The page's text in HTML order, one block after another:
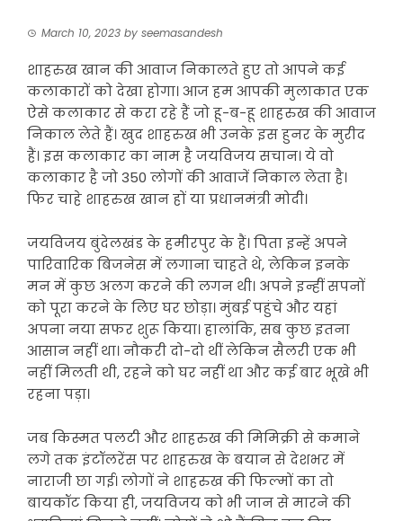
March 10, 2023 by seemasandesh
शाहरुख खान की आवाज निकालते हुए तो आपने कई
कलाकारों को देखा होगा। आज हम आपकी मुलाकात एक
ऐसे कलाकार से करा रहे हैं जो हू-ब-हू शाहरुख की आवाज
निकाल लेते हैं। खुद शाहरुख भी उनके इस हुनर के मुरीद
हैं। इस कलाकार का नाम है जयविजय सचान। ये वो
कलाकार है जो 350 लोगों की आवाजें निकाल लेता है।
फिर चाहे शाहरुख खान हों या प्रधानमंत्री मोदी।
जयविजय बुंदेलखंड के हमीरपुर के हैं। पिता इन्हें अपने
पारिवारिक बिजनेस में लगाना चाहते थे, लेकिन इनके
मन में कुछ अलग करने की लगन थी। अपने इन्हीं सपनों
को पूरा करने के लिए घर छोड़ा। मुंबई पहुंचे और यहां
अपना नया सफर शुरू किया। हालांकि, सब कुछ इतना
आसान नहीं था। नौकरी दो-दो थीं लेकिन सैलरी एक भी
नहीं मिलती थी, रहने को घर नहीं था और कई बार भूखे भी
रहना पड़ा।
जब किस्मत पलटी और शाहरुख की मिमिक्री से कमाने
लगे तक इंटॉलरेंस पर शाहरुख के बयान से देशभर में
नाराजी छा गई। लोगों ने शाहरुख की फिल्मों का तो
बायकॉट किया ही, जयविजय को भी जान से मारने की